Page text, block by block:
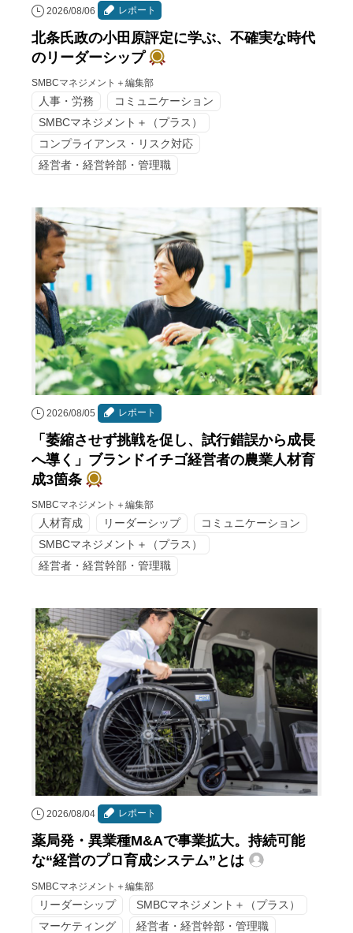
2026/08/06 レポート
北条氏政の小田原評定に学ぶ、不確実な時代
のリーダーシップ
SMBCマネジメント＋編集部
人事・労務
コミュニケーション
SMBCマネジメント＋（プラス）
コンプライアンス・リスク対応
経営者・経営幹部・管理職
2026/08/05 レポート
「萎縮させず挑戦を促し、試行錯誤から成長
へ導く」ブランドイチゴ経営者の農業人材育
成3箇条
SMBCマネジメント＋編集部
人材育成 リーダーシップ
コミュニケーション
SMBCマネジメント＋（プラス）
経営者・経営幹部・管理職
2026/08/04 レポート
薬局発・異業種M&Aで事業拡大。持続可能
な“経営のプロ育成システム”とは
SMBCマネジメント＋編集部
リーダーシップ
SMBCマネジメント＋（プラス）
マーケティング
経営者・経営幹部・管理職